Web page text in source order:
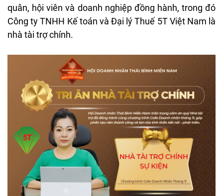
quân, hộiviên và doanh nghiệp đồng hành, trong đó
Công ty TNHH Kếtoán và Đại lýThuế 5T Việt Nam à
nhà tài trợchính.